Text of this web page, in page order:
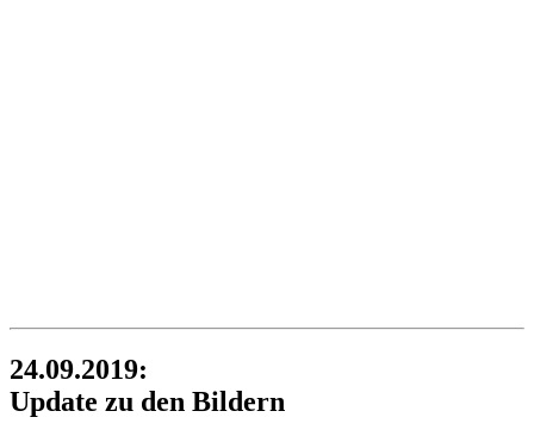
24.09.2019:
Update zu den Bildern